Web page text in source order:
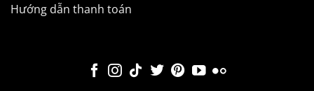
Hướng dẫn thanh toán